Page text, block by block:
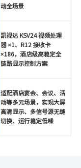
动全场景
凯视达 KSV24 视频处理
器 ×1、R12 接收卡
×186，酒店级高稳定全
链路显示控制方案
适配酒店宴会、会议、活
动等多元场景，实现大屏
高清显示、多信号源无缝
切换、运行稳定低噪